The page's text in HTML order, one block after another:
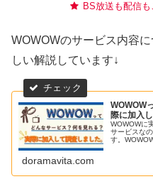
BS放送も配信
WOWOWのサービス内容
しい解説しています↓
WOWOW
際に加入
WOWOWに
サービスな
す。
doramavita.com